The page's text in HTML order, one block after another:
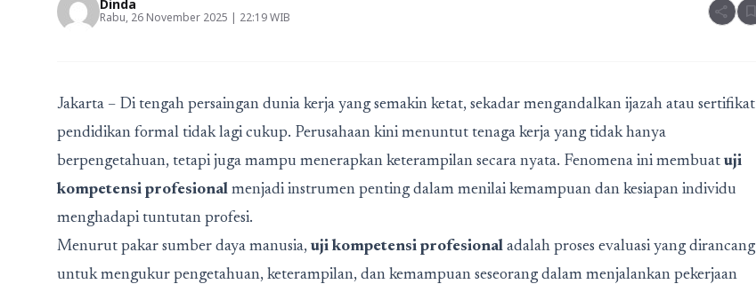
Dinda
Rabu, 26 November 2025 | 22:19 WIB share bookmark
Jakarta – Di tengah persaingan dunia kerja yang semakin ketat, sekadar mengandalkan ijazah atau sertifikat
pendidikan formal tidak lagi cukup. Perusahaan kini menuntut tenaga kerja yang tidak hanya
berpengetahuan, tetapi juga mampu menerapkan keterampilan secara nyata. Fenomena ini membuat uji
kompetensi profesional menjadi instrumen penting dalam menilai kemampuan dan kesiapan individu
menghadapi tuntutan profesi.
Menurut pakar sumber daya manusia, uji kompetensi profesional adalah proses evaluasi yang dirancang
untuk mengukur pengetahuan, keterampilan, dan kemampuan seseorang dalam menjalankan pekerjaan